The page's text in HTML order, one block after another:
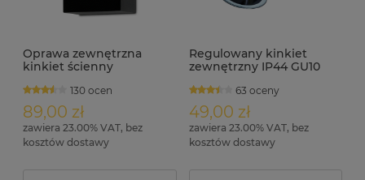
Oprawa zewnętrzna
kinkiet ścienny
130 ocen
89,00 zł
zawiera 23.00% VAT, bez
kosztów dostawy
Regulowany kinkiet
zewnętrzny IP44 GU10
63 oceny
49,00 zł
zawiera 23.00% VAT, bez
kosztów dostawy